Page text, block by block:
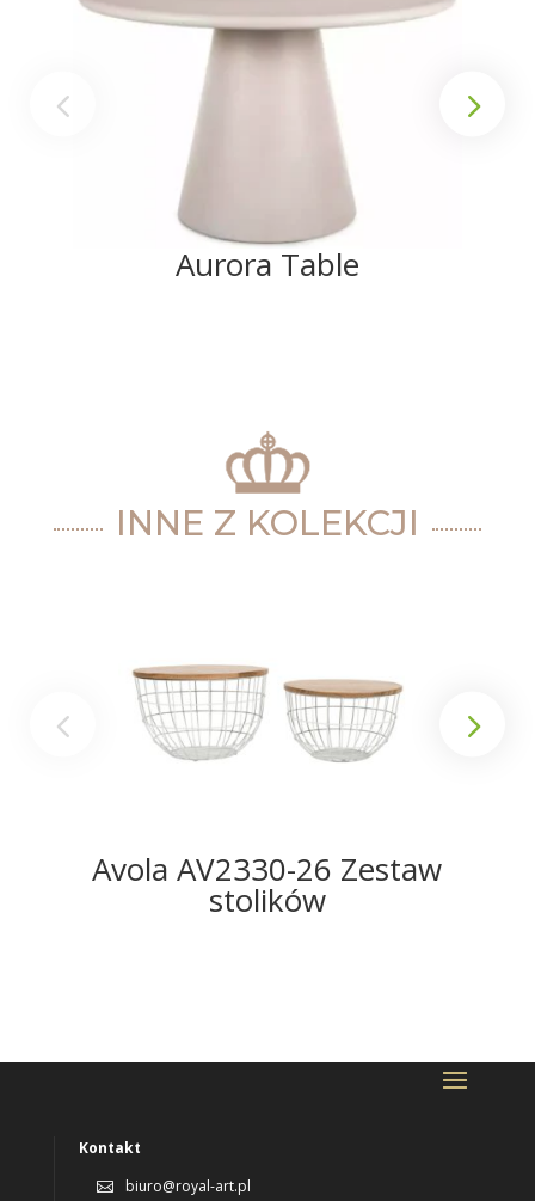
Aurora Table
INNE Z KOLEKCJI
Avola AV2330-26 Zestaw
stolików
Kontakt
 biuro@royal-art.pl